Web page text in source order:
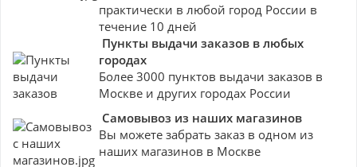
практически в любой город России в
течение 10 дней
Пункты выдачи заказов в любых
городах
Более 3000 пунктов выдачи заказов в
Москве и других городах России
Самовывоз из наших магазинов
Вы можете забрать заказ в одном из
наших магазинов в Москве